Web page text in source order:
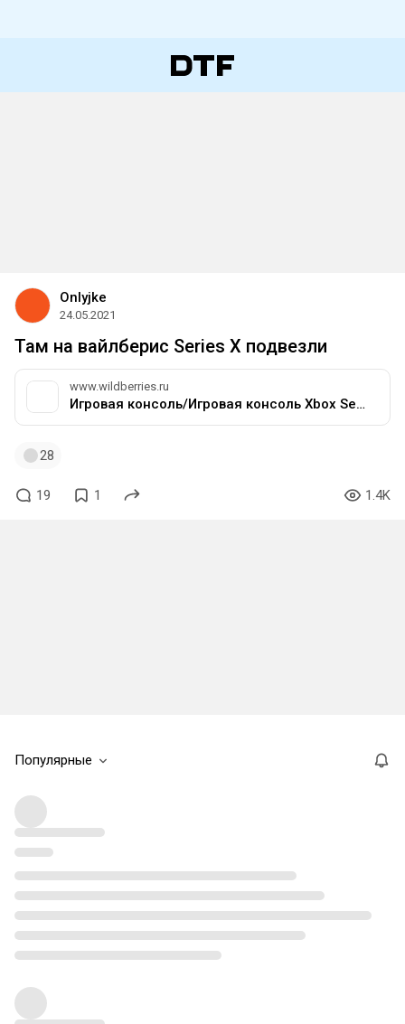
Onlyjke
24.05.2021
Там на вайлберис Series X подвезли
www.wildberries.ru
Игровая консоль/Игровая консоль Xbox Series X 1TБ/ xbox series x Microsoft 19403088 купить за 46790 ₽ в интернет-магазине Wildberries
28
19 1 1.4K
Популярные